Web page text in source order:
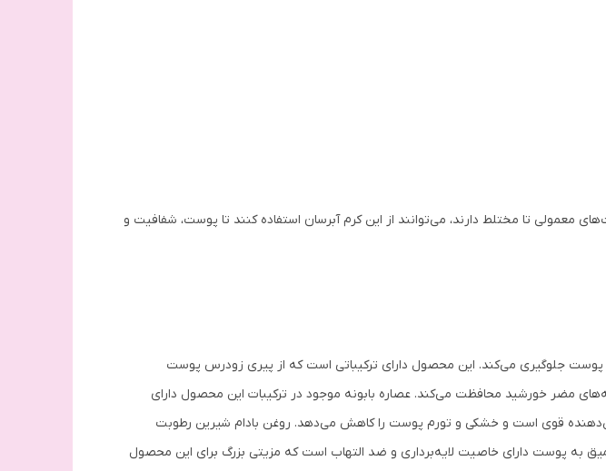
تا مختلط دارند، می‌توانند از این کرم آبرسان استفاده کنند تا پوست، شفافیت و
کشیدگی پوست جلوگیری می‌کند. این محصول دارای ترکیباتی است که از پیری زودرس پوست
مضر خورشید محافظت می‌کند. عصاره بابونه موجود در ترکیبات این محصول دارای
قوی است و خشکی و تورم پوست را کاهش می‌دهد. روغن بادام شیرین رطوبت
به پوست دارای خاصیت لایه‌برداری و ضد التهاب است که مزیتی بزرگ برای این محصول